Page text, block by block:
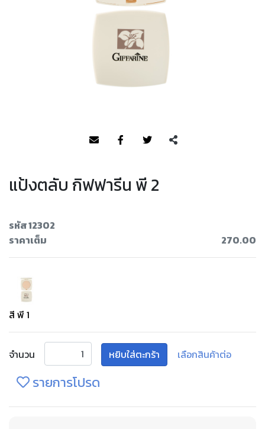
แป้งตลับ กิฟฟารีน พี 2
รหัส 12302
ราคาเต็ม
270.00
สี พี 1
จำนวน หยิบใส่ตะกร้า เลือกสินค้าต่อ
รายการโปรด